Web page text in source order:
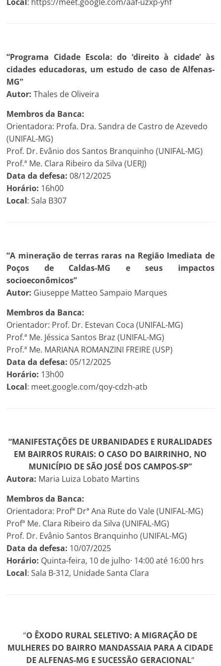
“Programa Cidade Escola: do ‘direito à cidade’ às
cidades educadoras, um estudo de caso de Alfenas-
MG”
Autor:Thales de Oliveira
Membros da Banca:
Orientadora: Profa. Dra. Sandra de Castro de Azevedo
(UNIFAL-MG)
Prof. Dr. Evânio dos Santos Branquinho (UNIFAL-MG)
Prof.ª Me. Clara Ribeiro da Silva (UERJ)
Data da defesa: 08/12/2025
Horário: 16h00
Local: Sala B307
“A mineração de terras raras na Região Imediata de
Poços de Caldas-MG e seus impactos
socioeconômicos”
Autor: Giuseppe Matteo Sampaio Marques
Membros da Banca:
Orientador: Prof. Dr. Estevan Coca (UNIFAL-MG)
Prof.ª Me. Jéssica Santos Braz (UNIFAL-MG)
Prof.ª Me. MARIANA ROMANZINI FREIRE (USP)
Data da defesa: 05/12/2025
Horário: 13h00
Local: meet.google.com/qoy-cdzh-atb
“MANIFESTAÇÕES DE URBANIDADES E RURALIDADES
EM BAIRROS RURAIS: O CASO DO BAIRRINHO, NO
MUNICÍPIO DE SÃO JOSÉ DOS CAMPOS-SP”
Autora: Maria Luiza Lobato Martins
Membros da Banca:
Orientadora: Profª Drª Ana Rute do Vale (UNIFAL-MG)
Profª Me. Clara Ribeiro da Silva (UNIFAL-MG)
Prof. Dr. Evânio Santos Branquinho (UNIFAL-MG)
Data da defesa: 10/07/2025
Horário: Quinta-feira, 10 de julho· 14:00 até 16:00 hrs
Local: Sala B-312, Unidade Santa Clara
“O ÊXODO RURAL SELETIVO: A MIGRAÇÃO DE
MULHERES DO BAIRRO MANDASSAIA PARA A CIDADE
DE ALFENAS-MG E SUCESSÃO GERACIONAL“